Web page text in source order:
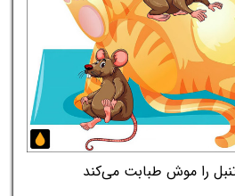
را موش طبابت می‌کند